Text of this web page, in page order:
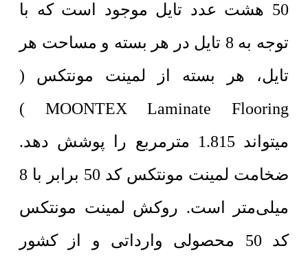
50 هشت عدد تایل موجود است که با
توجه به 8 تایل در هر بسته و مساحت هر
تایل، هر بسته از لمینت مونتکس (
MOONTEX Laminate Flooring )
میتواند 1.815 مترمربع را پوشش دهد.
ضخامت لمینت مونتکس کد 50 برابر با 8
میلی‌متر است. روکش لمینت مونتکس
کد 50 محصولی وارداتی و از کشور